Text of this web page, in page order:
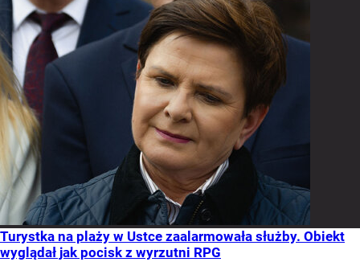
Turystka na plaży w Ustce zaalarmowała służby. Obiekt
wyglądał jak pocisk z wyrzutni RPG